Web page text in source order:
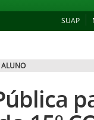
SUAP
ALUNO